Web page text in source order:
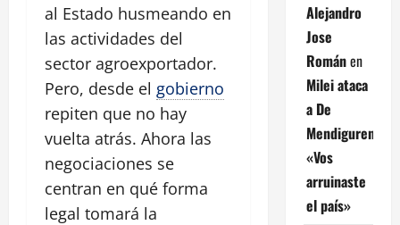
al Estado husmeando en
las actividades del
sector agroexportador.
Pero, desde el gobierno
repiten que no hay
vuelta atrás. Ahora las
negociaciones se
centran en qué forma
legal tomará la
Alejandro
Jose
Románen
Milei ataca
a De
Mendiguren:
«Vos
arruinaste
el país»